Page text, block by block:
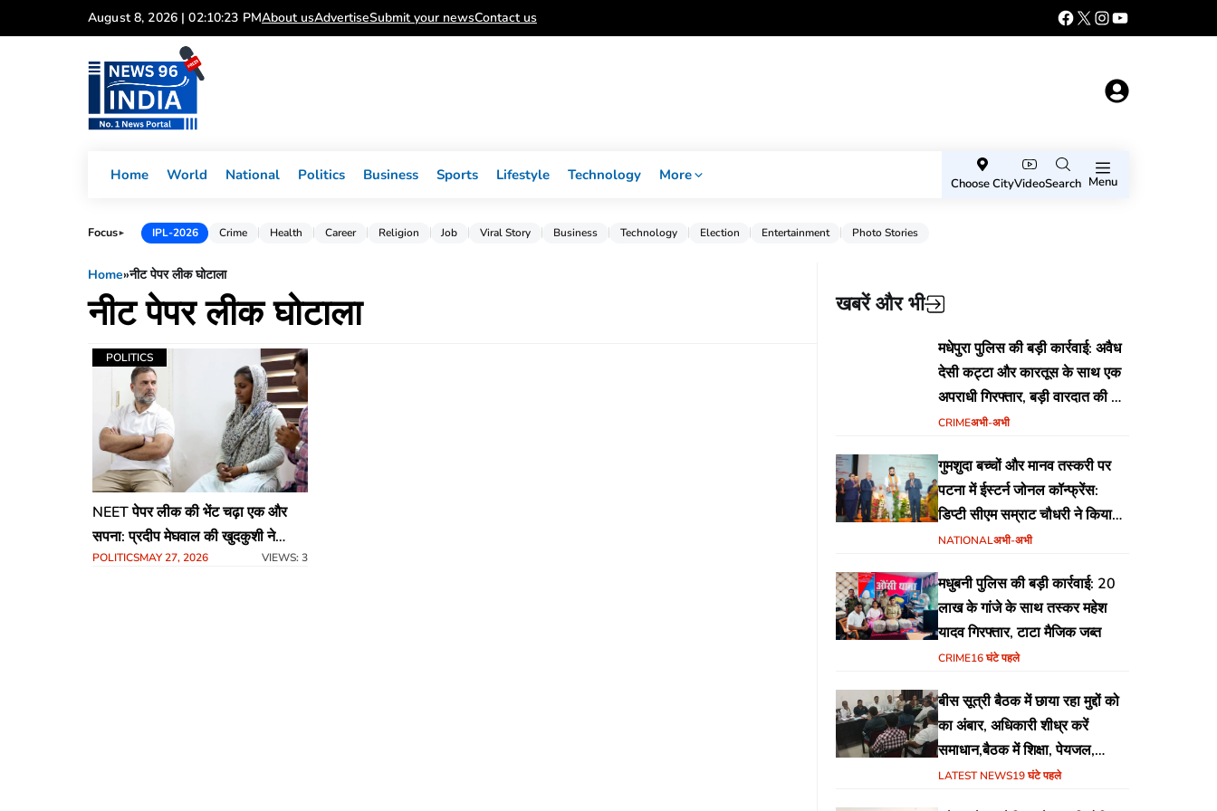
to
August 8, 2026 | 02:10:23 PMAbout usAdvertiseSubmit your newsContact us
Home World National Politics Business Sports Lifestyle Technology More
Choose CityVideoSearch Menu
Focus► IPL-2026 Crime Health Career Religion Job Viral Story Business Technology Election Entertainment Photo Stories
Home»नीट पेपर लीक घोटाला
नीट पेपर लीक घोटाला
POLITICS
NEET पेपर लीक की भेंट चढ़ा एक और
सपना: प्रदीप मेघवाल की खुदकुशी ने
हिलाया देश,व्यवस्था पर उठे सवाल
POLITICSMAY 27, 2026 VIEWS: 3
खबरें और भी
मधेपुरा पुलिस की बड़ी कार्रवाई: अवैध
देसी कट्टा और कारतूस के साथ एक
अपराधी गिरफ्तार, बड़ी वारदात की थी
योजना
CRIMEअभी-अभी
गुमशुदा बच्चों और मानव तस्करी पर
पटना में ईस्टर्न जोनल कॉन्फ्रेंस:
डिप्टी सीएम सम्राट चौधरी ने किया
उद्घाटन, अंतर्राज्यीय समन्वय पर जोर
NATIONALअभी-अभी
मधुबनी पुलिस की बड़ी कार्रवाई: 20
लाख के गांजे के साथ तस्कर महेश
यादव गिरफ्तार, टाटा मैजिक जब्त
CRIME16 घंटे पहले
बीस सूत्री बैठक में छाया रहा मुद्दों को
का अंबार, अधिकारी शीध्र करें
समाधान,बैठक में शिक्षा, पेयजल,
जलजमाव,आवास ,व किसानों के
LATEST NEWS19 घंटे पहले